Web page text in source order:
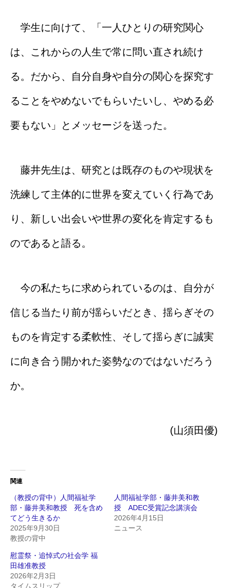
学生に向けて、「一人ひとりの研究関心
は、これからの人生で常に問い直され続け
る。だから、自分自身や自分の関心を探究す
ることをやめないでもらいたいし、やめる必
要もない」とメッセージを送った。
藤井先生は、研究とは既存のものや現状を
洗練して主体的に世界を変えていく行為であ
り、新しい出会いや世界の変化を肯定するも
のであると語る。
今の私たちに求められているのは、自分が
信じる当たり前が揺らいだとき、揺らぎその
ものを肯定する柔軟性、そして揺らぎに誠実
に向き合う開かれた姿勢なのではないだろう
か。
(山須田優)
関連
（教授の背中）人間福祉学
部・藤井美和教授 死を含め
てどう生きるか
2025年9月30日
教授の背中
人間福祉学部・藤井美和教
授 ADEC受賞記念講演会
2026年4月15日
ニュース
慰霊祭・追悼式の社会学 福
田雄准教授
2026年2月3日
タイムスリップ